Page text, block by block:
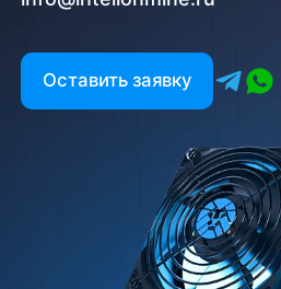
Оставить заявку